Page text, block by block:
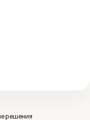
решения